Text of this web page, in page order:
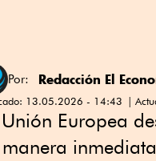
Por: Redacción El
13.05.2026 - 14:43
Europea